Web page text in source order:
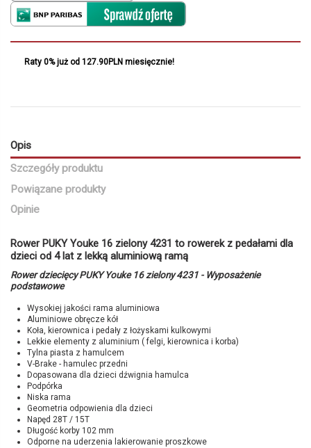
Raty 0% już od 127.90PLN miesięcznie!
Opis
Szczegóły produktu
Powiązane produkty
Opinie
Rower PUKY Youke 16 zielony 4231 to rowerek z pedałami dla
dzieci od 4 lat z lekką aluminiową ramą
Rower dziecięcy PUKY Youke 16 zielony 4231 - Wyposażenie
podstawowe
Wysokiej jakości rama aluminiowa
Aluminiowe obręcze kół
Koła, kierownica i pedały z łożyskami kulkowymi
Lekkie elementy z aluminium ( felgi, kierownica i korba)
Tylna piasta z hamulcem
V-Brake - hamulec przedni
Dopasowana dla dzieci dźwignia hamulca
Podpórka
Niska rama
Geometria odpowienia dla dzieci
Napęd 28T / 15T
Długość korby 102 mm
Odporne na uderzenia lakierowanie proszkowe